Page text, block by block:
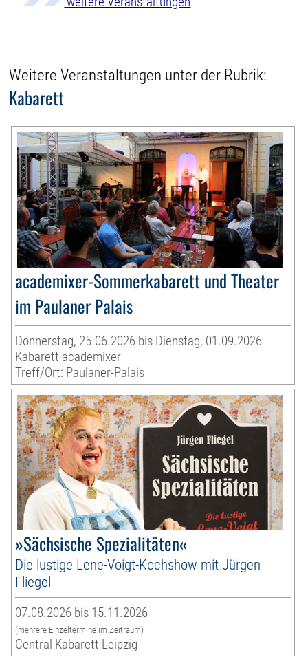
Weitere Veranstaltungen unter der Rubrik:
Kabarett
academixer-Sommerkabarett und Theater
im Paulaner Palais
Donnerstag, 25.06.2026 bis Dienstag, 01.09.2026
Kabarett academixer
Treff/Ort: Paulaner-Palais
»Sächsische Spezialitäten«
Die lustige Lene-Voigt-Kochshow mit Jürgen
Fliegel
07.08.2026 bis 15.11.2026
(mehrere Einzeltermine im Zeitraum)
Central Kabarett Leipzig